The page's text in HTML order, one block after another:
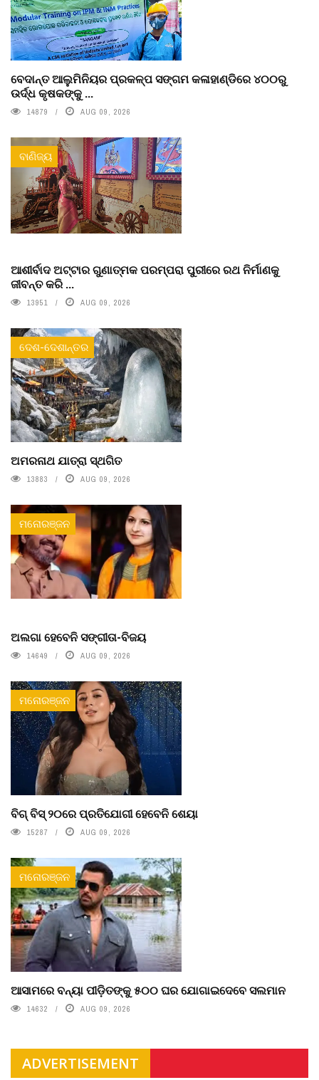
ବେଦାନ୍ତ ଆଲୁମିନିୟର ପ୍ରକଳ୍ପ ସଙ୍ଗମ କଳାହାଣ୍ଡିରେ ୪୦୦ରୁ
ଉର୍ଦ୍ଧ କୃଷକଙ୍କୁ ...
14879 AUG 09, 2026
ବାଣିଜ୍ୟ
ଆଶୀର୍ବାଦ ଅଟ୍ଟାର ଗୁଣାତ୍ମକ ପରମ୍ପରା ପୁରୀରେ ରଥ ନିର୍ମାଣକୁ
ଜୀବନ୍ତ କରି ...
13951 AUG 09, 2026
ଦେଶ-ଦେଶାନ୍ତର
ଅମରନାଥ ଯାତ୍ରା ସ୍ଥଗିତ
13883 AUG 09, 2026
ମନୋରଞ୍ଜନ
ଅଲଗା ହେବେନି ସଙ୍ଗୀତା-ବିଜୟ
14649 AUG 09, 2026
ମନୋରଞ୍ଜନ
ବିଗ୍ ବିସ୍ ୨୦ରେ ପ୍ରତିଯୋଗୀ ହେବେନି ଶେୟା
15287 AUG 09, 2026
ମନୋରଞ୍ଜନ
ଆସାମରେ ବନ୍ୟା ପୀଡ଼ିତଙ୍କୁ ୫୦୦ ଘର ଯୋଗାଇଦେବେ ସଲମାନ
14632 AUG 09, 2026
ADVERTISEMENT